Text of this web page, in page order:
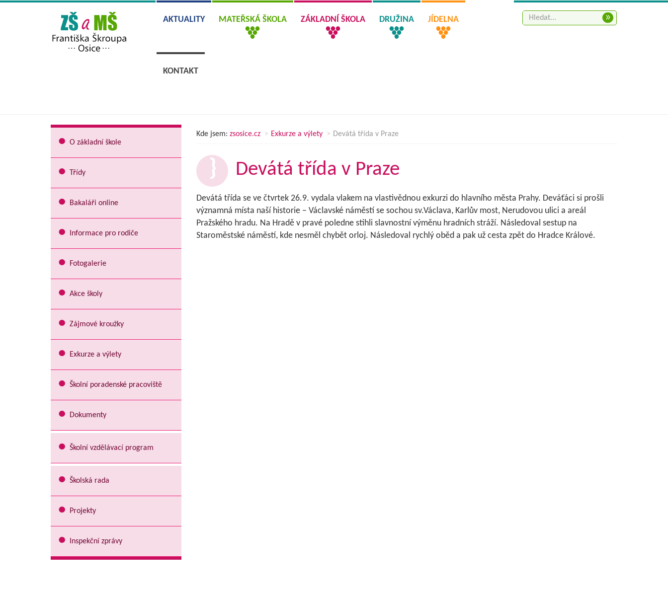
AKTUALITY MATEŘSKÁ ŠKOLA ZÁKLADNÍ ŠKOLA DRUŽINA JÍDELNA
KONTAKT
»
Kde jsem: zsosice.cz Exkurze a výlety Devátá třída v Praze
Devátá třída v Praze
Devátá třída se ve čtvrtek 26.9. vydala vlakem na vlastivědnou exkurzi do hlavního města Prahy. Deváťáci si prošli
významná místa naší historie – Václavské náměstí se sochou sv.Václava, Karlův most, Nerudovou ulici a areál
Pražského hradu. Na Hradě v pravé poledne stihli slavnostní výměnu hradních stráží. Následoval sestup na
Staroměstské náměstí, kde nesměl chybět orloj. Následoval rychlý oběd a pak už cesta zpět do Hradce Králové.
O základní škole
Třídy
Bakaláři online
Informace pro rodiče
Fotogalerie
Akce školy
Zájmové kroužky
Exkurze a výlety
Školní poradenské pracoviště
Dokumenty
Školní vzdělávací program
Školská rada
Projekty
Inspekční zprávy